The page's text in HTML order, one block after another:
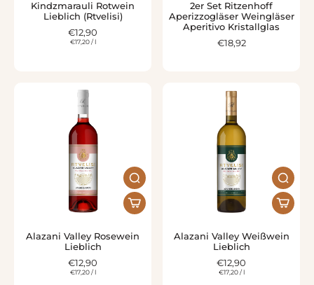
Kindzmarauli Rotwein
Lieblich (Rtvelisi)
€12,90
€17,20/ l
2er Set Ritzenhoff
Aperizzogläser Weingläser
Aperitivo Kristallglas
€18,92
Alazani Valley Rosewein
Lieblich
€12,90
€17,20/ l
Alazani Valley Weißwein
Lieblich
€12,90
€17,20/ l